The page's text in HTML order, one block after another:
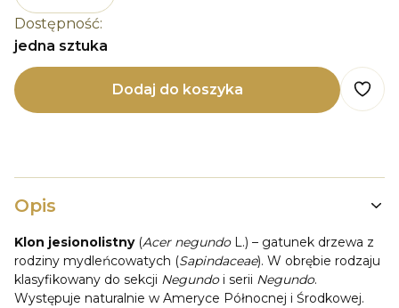
Dostępność:
jedna sztuka
Dodaj do koszyka
Opis
Klon jesionolistny(Acer negundoL.) – gatunek drzewa z
rodziny mydleńcowatych (Sapindaceae). W obrębie rodzaju
klasyfikowany do sekcji Negundoi serii Negundo.
Występuje naturalnie w Ameryce Północnej i Środkowej.